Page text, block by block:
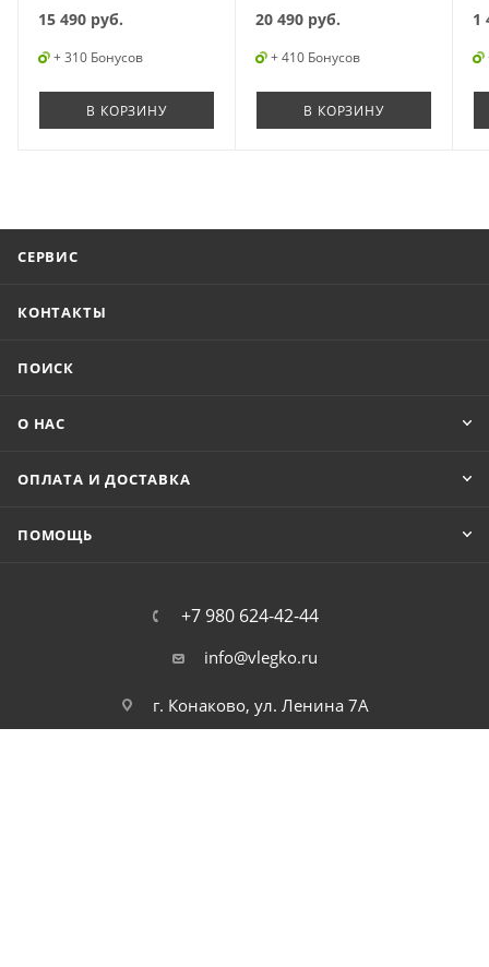
15 490 руб.
+ 310 Бонусов
В КОРЗИНУ
20 490 руб.
+ 410 Бонусов
В КОРЗИНУ
1
СЕРВИС
КОНТАКТЫ
ПОИСК
О НАС
ОПЛАТА И ДОСТАВКА
ПОМОЩЬ
+7 980 624-42-44
info@vlegko.ru
г. Конаково, ул. Ленина 7А